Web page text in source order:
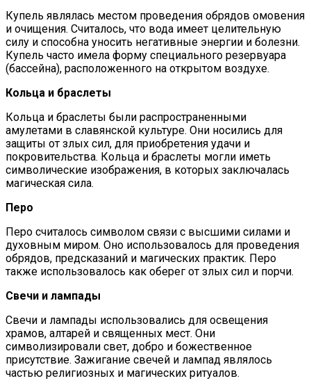
Купель являлась местом проведения обрядов омовения
и очищения. Считалось, что вода имеет целительную
силу и способна уносить негативные энергии и болезни.
Купель часто имела форму специального резервуара
(бассейна), расположенного на открытом воздухе.
Кольца и браслеты
Кольца и браслеты были распространенными
амулетами в славянской культуре. Они носились для
защиты от злых сил, для приобретения удачи и
покровительства. Кольца и браслеты могли иметь
символические изображения, в которых заключалась
магическая сила.
Перо
Перо считалось символом связи с высшими силами и
духовным миром. Оно использовалось для проведения
обрядов, предсказаний и магических практик. Перо
также использовалось как оберег от злых сил и порчи.
Свечи и лампады
Свечи и лампады использовались для освещения
храмов, алтарей и священных мест. Они
символизировали свет, добро и божественное
присутствие. Зажигание свечей и лампад являлось
частью религиозных и магических ритуалов.